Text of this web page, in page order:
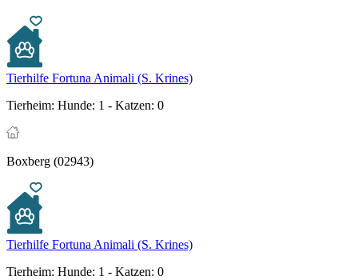
Tierhilfe Fortuna Animali (S. Krines)
Tierheim: Hunde: 1 - Katzen: 0
Boxberg (02943)
Tierhilfe Fortuna Animali (S. Krines)
Tierheim: Hunde: 1 - Katzen: 0